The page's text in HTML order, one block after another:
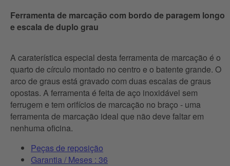
Ferramenta de marcação com bordo de paragem longo
e escala de duplo grau
A caraterística especial desta ferramenta de marcação é o
quarto de círculo montado no centro e o batente grande. O
arco de graus está gravado com duas escalas de graus
opostas. A ferramenta é feita de aço inoxidável sem
ferrugem e tem orifícios de marcação no braço - uma
ferramenta de marcação ideal que não deve faltar em
nenhuma oficina.
Peças de reposição
Garantia / Meses : 36